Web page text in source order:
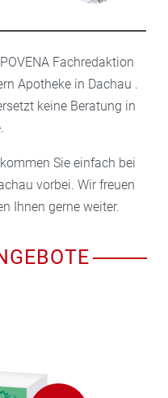
Fachredaktion
Apotheke in Dachau .
keine Beratung in
Sie einfach bei
vorbei. Wir freuen
Ihnen gerne weiter.